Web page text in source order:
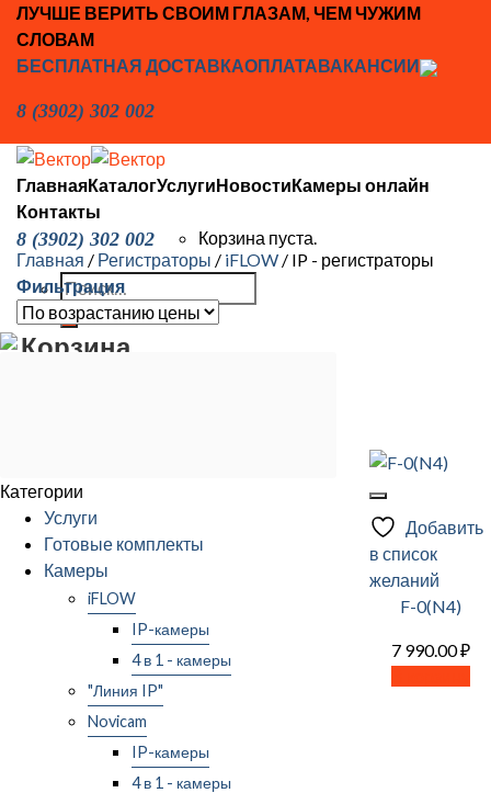
Skip
content
ЛУЧШЕ ВЕРИТЬ СВОИМ ГЛАЗАМ, ЧЕМ ЧУЖИМ
СЛОВАМ
БЕСПЛАТНАЯ ДОСТАВКАОПЛАТАВАКАНСИИ
8 (3902) 302 002
ГлавнаяКаталогУслугиНовостиКамеры онлайн
Контакты
8 (3902) 302 002 Корзина пуста.
Искать:
Корзина
Главная / Регистраторы / iFLOW / IP - регистраторы
Фильтрация
Категории
Услуги
Готовые комплекты
Камеры
iFLOW
IP-камеры
4 в 1 - камеры
"Линия IP"
Novicam
IP-камеры
4 в 1 - камеры
Добавить
в список
желаний
F-0(N4)
7 990.00₽